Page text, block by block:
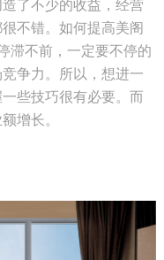
了不少的收益，经营
不错。如何提高美阁
滞不前，一定要不停的
争力。
所以，想进一
些技巧很有必要。而
增长。